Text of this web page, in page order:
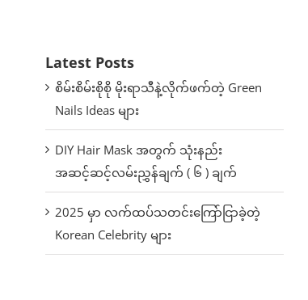
Latest Posts
စိမ်းစိမ်းစိုစို မိုးရာသီနဲ့လိုက်ဖက်တဲ့ Green
Nails Ideas များ
DIY Hair Mask အတွက် သုံးနည်း
အဆင့်ဆင့်လမ်းညွှန်ချက် ( ၆ ) ချက်
2025 မှာ လက်ထပ်သတင်းကြော်ငြာခဲ့တဲ့
Korean Celebrity များ